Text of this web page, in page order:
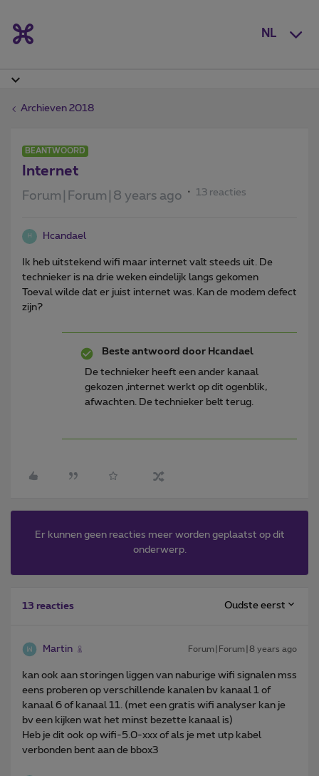
NL
Archieven 2018
BEANTWOORD
Internet
Forum|Forum|8 years ago 13 reacties
H Hcandael
Ik heb uitstekend wifi maar internet valt steeds uit. De
technieker is na drie weken eindelijk langs gekomen
Toeval wilde dat er juist internet was. Kan de modem defect
zijn?
Beste antwoord door Hcandael
De technieker heeft een ander kanaal
gekozen ,internet werkt op dit ogenblik,
afwachten. De technieker belt terug.
Er kunnen geen reacties meer worden geplaatst op dit
onderwerp.
13 reacties Oudste eerst
Martin Forum|Forum|8 years ago
kan ook aan storingen liggen van naburige wifi signalen mss
eens proberen op verschillende kanalen bv kanaal 1 of
kanaal 6 of kanaal 11. (met een gratis wifi analyser kan je
bv een kijken wat het minst bezette kanaal is)
Heb je dit ook op wifi-5.0-xxx of als je met utp kabel
verbonden bent aan de bbox3